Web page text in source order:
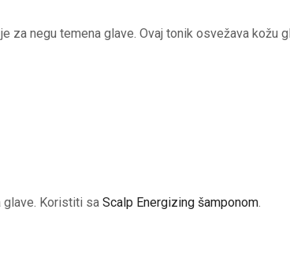
za negu temena glave. Ovaj tonik osvežava kožu
glave. Koristiti sa Scalp Energizing šamponom.